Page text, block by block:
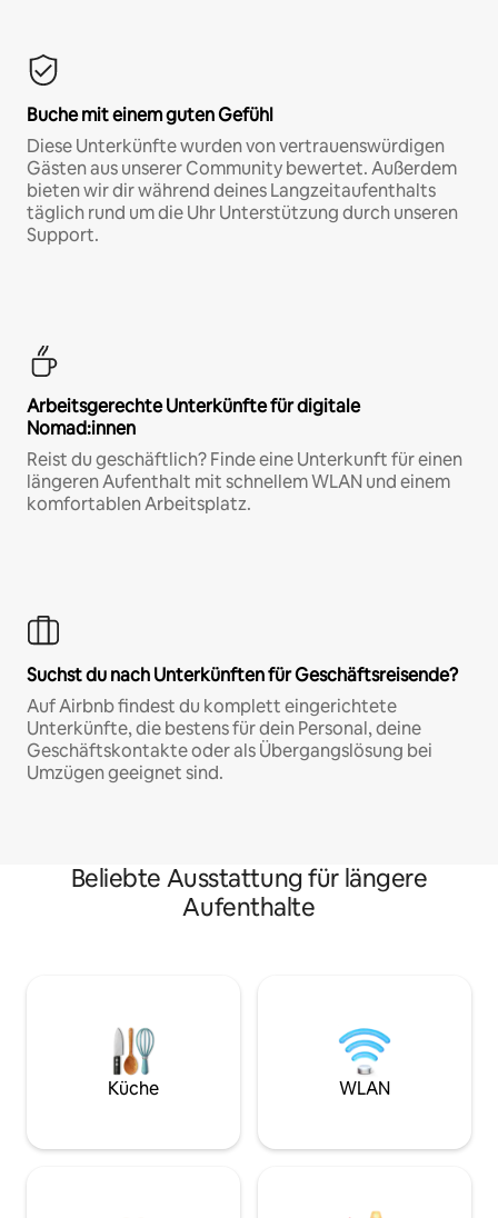
Buche mit einem guten Gefühl
Diese Unterkünfte wurden von vertrauenswürdigen
Gästen aus unserer Community bewertet. Außerdem
bieten wir dir während deines Langzeitaufenthalts
täglich rund um die Uhr Unterstützung durch unseren
Support.
Arbeitsgerechte Unterkünfte für digitale
Nomad:innen
Reist du geschäftlich? Finde eine Unterkunft für einen
längeren Aufenthalt mit schnellem WLAN und einem
komfortablen Arbeitsplatz.
Suchst du nach Unterkünften für Geschäftsreisende?
Auf Airbnb findest du komplett eingerichtete
Unterkünfte, die bestens für dein Personal, deine
Geschäftskontakte oder als Übergangslösung bei
Umzügen geeignet sind.
Beliebte Ausstattung für längere
Aufenthalte
Küche WLAN